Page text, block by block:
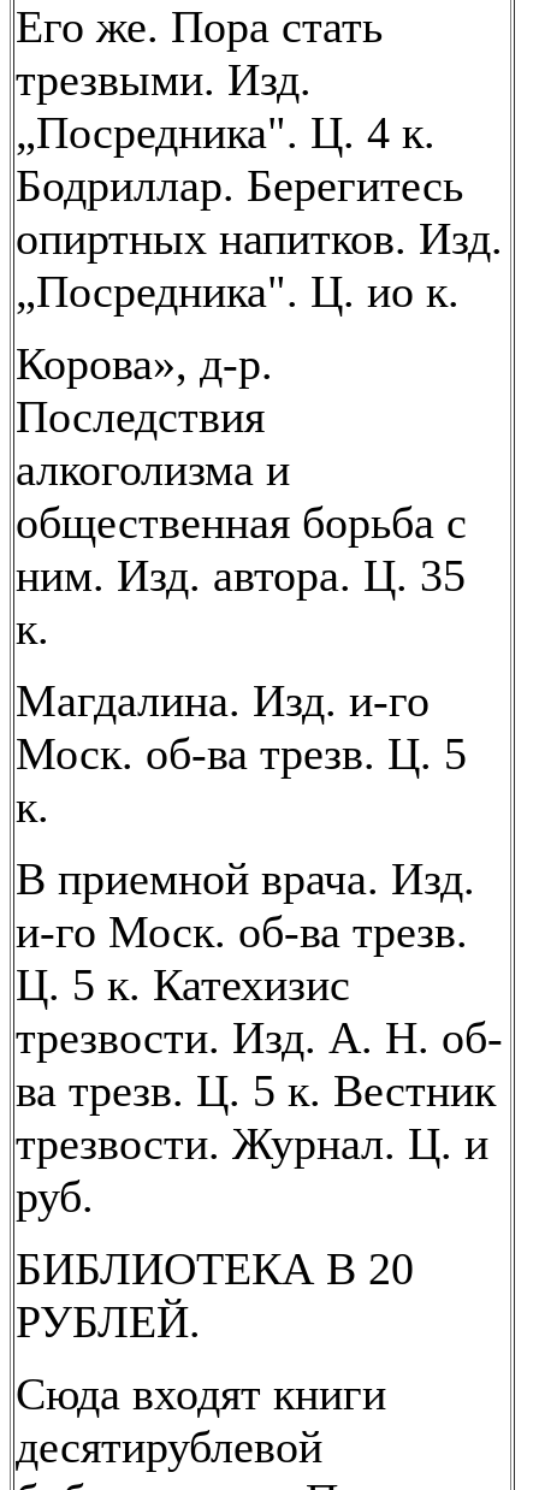
Его же. Пора стать
трезвыми. Изд.
„Посредника". Ц. 4 к.
Бодриллар. Берегитесь
опиртных напитков. Изд.
„Посредника". Ц. ио к.
Корова», д-р.
Последствия
алкоголизма и
общественная борьба с
ним. Изд. автора. Ц. 35
к.
Магдалина. Изд. и-го
Моск. об-ва трезв. Ц. 5
к.
В приемной врача. Изд.
и-го Моск. об-ва трезв.
Ц. 5 к. Катехизис
трезвости. Изд. А. Н. об-
ва трезв. Ц. 5 к. Вестник
трезвости. Журнал. Ц. и
руб.
БИБЛИОТЕКА В 20
РУБЛЕЙ.
Сюда входят книги
десятирублевой